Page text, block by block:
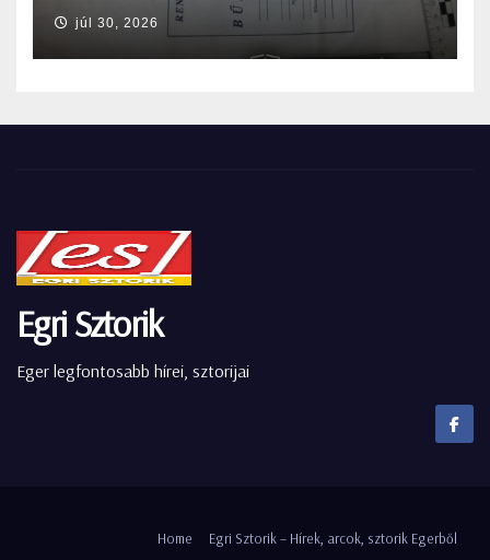
júl 30, 2026
Egri Sztorik
Eger legfontosabb hírei, sztorijai
Home Egri Sztorik – Hírek, arcok, sztorik Egerből